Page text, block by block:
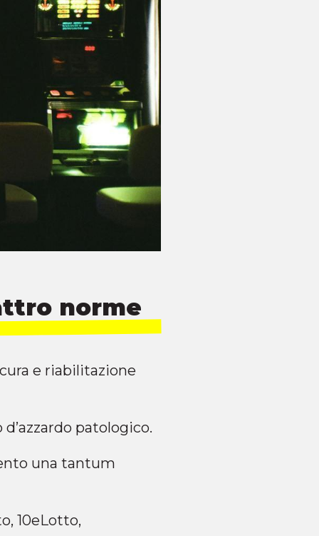
norme
e riabilitazione
patologico.
una tantum
10eLotto,